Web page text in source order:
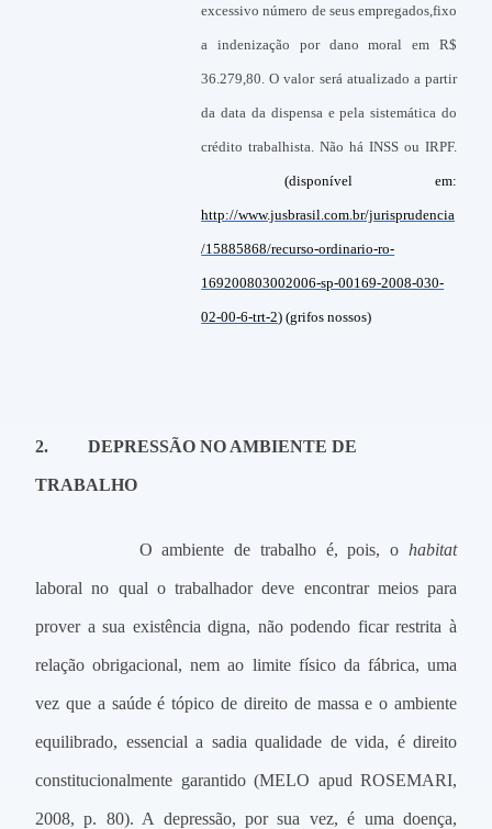
excessivo número de seus empregados,fixo
a indenização por dano moral em R$
36.279,80. O valor será atualizado a partir
da data da dispensa e pela sistemática do
crédito trabalhista. Não há INSS ou IRPF.
(disponível em:
http://www.jusbrasil.com.br/jurisprudencia
/15885868/recurso-ordinario-ro-
169200803002006-sp-00169-2008-030-
02-00-6-trt-2) (grifos nossos)
2. DEPRESSÃO NO AMBIENTE DE
TRABALHO
O ambiente de trabalho é, pois, o habitat
laboral no qual o trabalhador deve encontrar meios para
prover a sua existência digna, não podendo ficar restrita à
relação obrigacional, nem ao limite físico da fábrica, uma
vez que a saúde é tópico de direito de massa e o ambiente
equilibrado, essencial a sadia qualidade de vida, é direito
constitucionalmente garantido (MELO apud ROSEMARI,
2008, p. 80). A depressão, por sua vez, é uma doença,